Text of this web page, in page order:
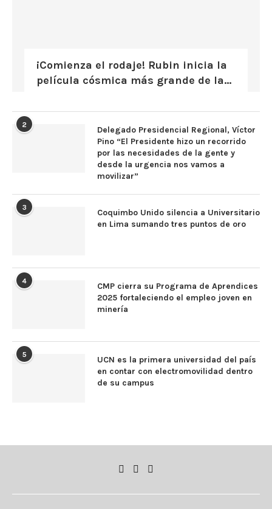
¡Comienza el rodaje! Rubin inicia la
película cósmica más grande de la...
2
Delegado Presidencial Regional, Víctor
Pino “El Presidente hizo un recorrido
por las necesidades de la gente y
desde la urgencia nos vamos a
movilizar”
3
Coquimbo Unido silencia a Universitario
en Lima sumando tres puntos de oro
4
CMP cierra su Programa de Aprendices
2025 fortaleciendo el empleo joven en
minería
5
UCN es la primera universidad del país
en contar con electromovilidad dentro
de su campus